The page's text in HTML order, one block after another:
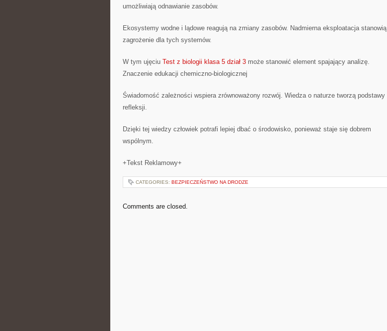
umożliwiają odnawianie zasobów.
Ekosystemy wodne i lądowe reagują na zmiany zasobów. Nadmierna eksploatacja stanowią
zagrożenie dla tych systemów.
W tym ujęciu Test z biologii klasa 5 dział 3 może stanowić element spajający analizę.
Znaczenie edukacji chemiczno-biologicznej
Świadomość zależności wspiera zrównoważony rozwój. Wiedza o naturze tworzą podstawy
refleksji.
Dzięki tej wiedzy człowiek potrafi lepiej dbać o środowisko, ponieważ staje się dobrem
wspólnym.
+Tekst Reklamowy+
CATEGORIES: BEZPIECZEŃSTWO NA DRODZE
Comments are closed.